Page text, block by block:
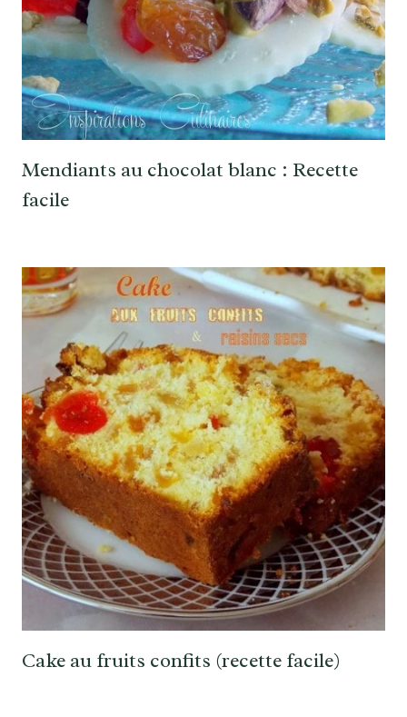
Mendiants au chocolat blanc : Recette
facile
Cake au fruits confits (recette facile)